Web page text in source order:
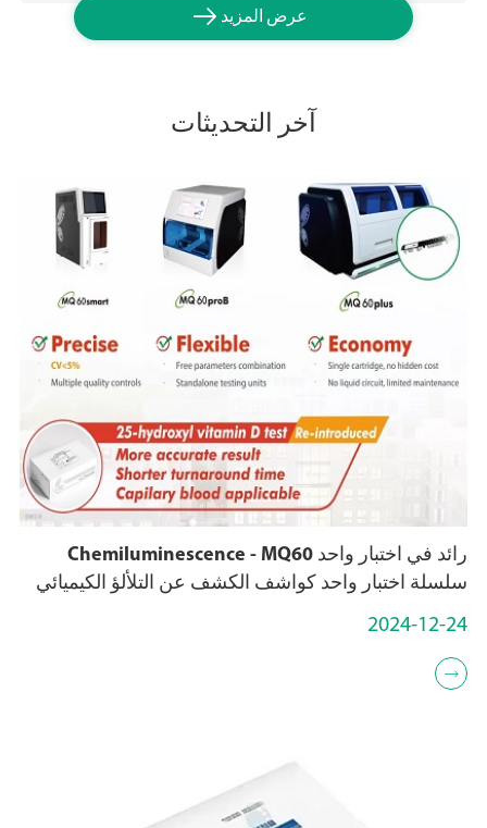
عرض المزيد 
آخر التحديثات
رائد في اختبار واحد Chemiluminescence - MQ60
سلسلة اختبار واحد كواشف الكشف عن التلألؤ الكيميائي
2024-12-24
